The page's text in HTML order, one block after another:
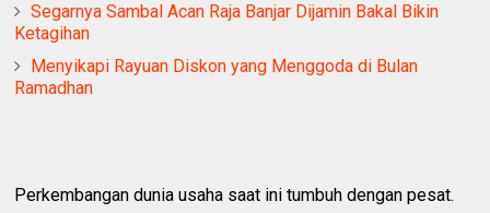
Segarnya Sambal Acan Raja Banjar Dijamin Bakal Bikin
Ketagihan
Menyikapi Rayuan Diskon yang Menggoda di Bulan
Ramadhan
Perkembangan dunia usaha saat ini tumbuh dengan pesat.